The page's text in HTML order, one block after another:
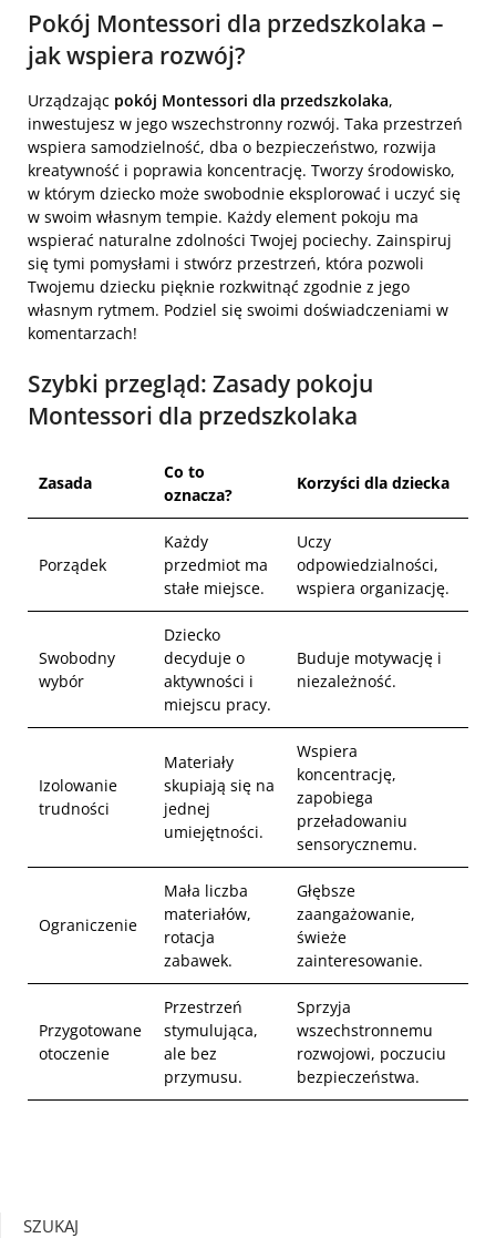
Pokój Montessori dla przedszkolaka –
jak wspiera rozwój?
Urządzając pokój Montessori dla przedszkolaka,
inwestujesz w jego wszechstronny rozwój. Taka przestrzeń
wspiera samodzielność, dba o bezpieczeństwo, rozwija
kreatywność i poprawia koncentrację. Tworzy środowisko,
w którym dziecko może swobodnie eksplorować i uczyć się
w swoim własnym tempie. Każdy element pokoju ma
wspierać naturalne zdolności Twojej pociechy. Zainspiruj
się tymi pomysłami i stwórz przestrzeń, która pozwoli
Twojemu dziecku pięknie rozkwitnąć zgodnie z jego
własnym rytmem. Podziel się swoimi doświadczeniami w
komentarzach!
Szybki przegląd: Zasady pokoju
Montessori dla przedszkolaka
Zasada
Co to
oznacza?
Korzyści dla dziecka
Porządek
Każdy
przedmiot ma
stałe miejsce.
Uczy
odpowiedzialności,
wspiera organizację.
Swobodny
wybór
Dziecko
decyduje o
aktywności i
miejscu pracy.
Buduje motywację i
niezależność.
Izolowanie
trudności
Materiały
skupiają się na
jednej
umiejętności.
Wspiera
koncentrację,
zapobiega
przeładowaniu
sensorycznemu.
Ograniczenie
Mała liczba
materiałów,
rotacja
zabawek.
Głębsze
zaangażowanie,
świeże
zainteresowanie.
Przygotowane
otoczenie
Przestrzeń
stymulująca,
ale bez
przymusu.
Sprzyja
wszechstronnemu
rozwojowi, poczuciu
bezpieczeństwa.
SZUKAJ